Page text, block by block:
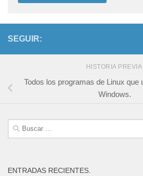
SEGUIR:
HISTORIA PREVIA
Todos los programas de Linux que
Windows.
Buscar:
ENTRADAS RECIENTES.